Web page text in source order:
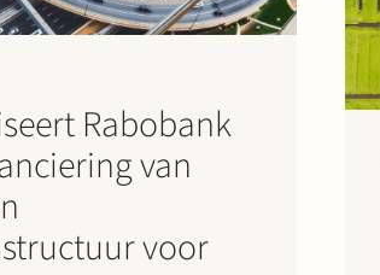
Rabobank
van
voor